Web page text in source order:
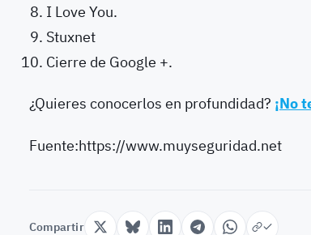
I Love You.
Stuxnet
Cierre de Google +.
¿Quieres conocerlos en profundidad? ¡No
Fuente:https://www.muyseguridad.net
Compartir